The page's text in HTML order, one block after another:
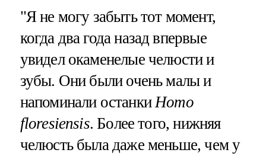
"Я не могу забыть тот момент,
когда два года назад впервые
увидел окаменелые челюсти и
зубы. Они были очень малы и
напоминали останки Homo
floresiensis. Более того, нижняя
челюсть была даже меньше, чем у